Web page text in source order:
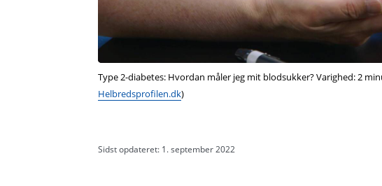
Type 2-diabetes: Hvordan måler jeg mit blodsukker? Varighed: 2
Helbredsprofilen.dk)
Sidst opdateret: 1. september 2022